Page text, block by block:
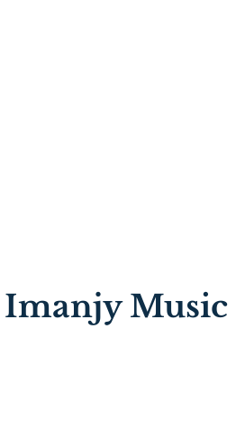
Imanjy Music